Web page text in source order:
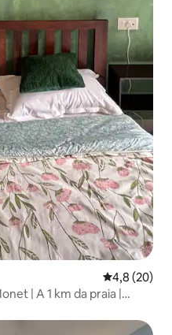
4,8 de uma
4,8 (20)
| A 1 km da praia |